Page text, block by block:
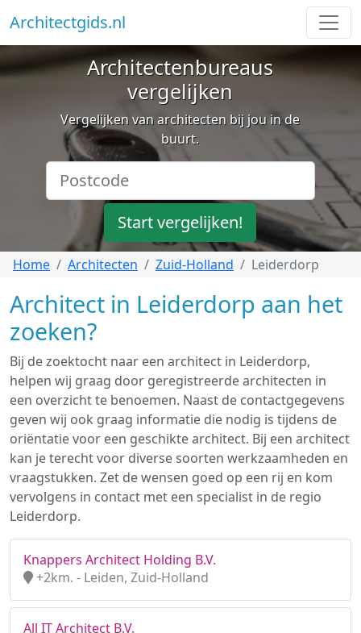
Architectgids.nl
Architectenbureaus
vergelijken
Vergelijken van architecten bij jou in de
buurt.
Start vergelijken!
Home Architecten Zuid-Holland Leiderdorp
Architect in Leiderdorp aan het
zoeken?
Bij de zoektocht naar een architect in Leiderdorp,
helpen wij graag door geregistreerde architecten in
een overzicht te benoemen. Naast de contactgegevens
geven wij ook graag informatie die nodig is tijdens de
oriëntatie voor een geschikte architect. Bij een architect
kan je terecht voor diverse soorten werkzaamheden en
vraagstukken. Zet de wensen goed op een rij en kom
vervolgens in contact met een specialist in de regio
Leiderdorp.
Knappers Architect Holding B.V.
+2km. - Leiden, Zuid-Holland
All IT Architect B.V.